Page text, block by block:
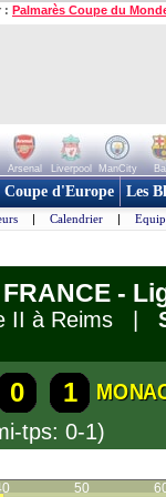
: Palmarès Coupe du
Arsenal Liverpool ManCity
Coupe d'Europe Les
| Calendrier |
-
II à Reims |
0 1
tps: 0-1)
50